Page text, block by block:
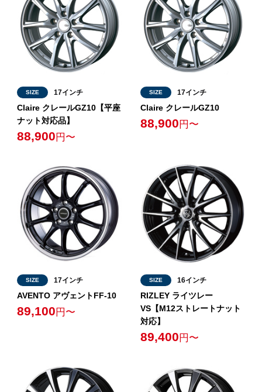
SIZE 17インチ
Claire クレールGZ10【平座
ナット対応品】
88,900 円〜
SIZE 17インチ
Claire クレールGZ10
88,900 円〜
SIZE 17インチ
AVENTO アヴェントFF-10
89,100 円〜
SIZE 16インチ
RIZLEY ライツレー
VS【M12ストレートナット
対応】
89,400 円〜